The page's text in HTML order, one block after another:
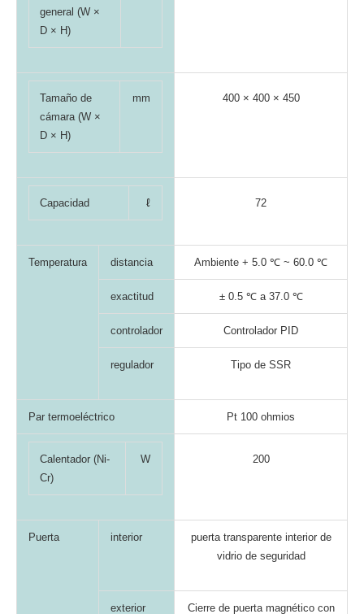
general (W ×
D × H)
Tamaño de
cámara (W ×
D × H)
mm 400 × 400 × 450
Capacidad ℓ 72
Temperatura distancia Ambiente + 5.0 ℃ ~ 60.0 ℃
exactitud ± 0.5 ℃ a 37.0 ℃
controlador Controlador PID
regulador Tipo de SSR
Par termoeléctrico Pt 100 ohmios
Calentador (Ni-
Cr)
W 200
Puerta interior
puerta transparente interior de
vidrio de seguridad
exterior Cierre de puerta magnético con